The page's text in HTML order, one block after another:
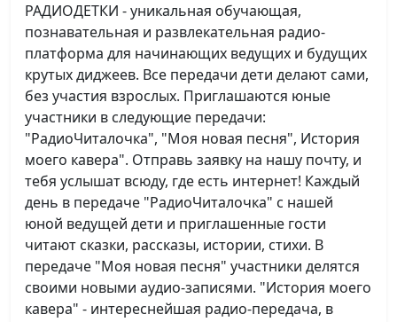
РАДИОДЕТКИ - уникальная обучающая,
познавательная и развлекательная радио-
платформа для начинающих ведущих и будущих
крутых диджеев. Все передачи дети делают сами,
без участия взрослых. Приглашаются юные
участники в следующие передачи:
"РадиоЧиталочка", "Моя новая песня", История
моего кавера". Отправь заявку на нашу почту, и
тебя услышат всюду, где есть интернет! Каждый
день в передаче "РадиоЧиталочка" с нашей
юной ведущей дети и приглашенные гости
читают сказки, рассказы, истории, стихи. В
передаче "Моя новая песня" участники делятся
своими новыми аудио-записями. "История моего
кавера" - интереснейшая радио-передача, в